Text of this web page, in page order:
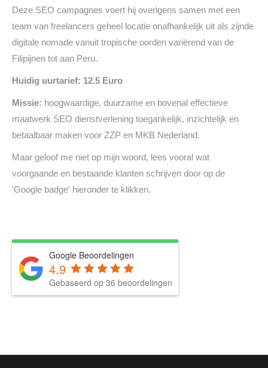
Deze SEO campagnes voert hij overigens samen met een
team van freelancers geheel locatie onafhankelijk uit als zijnde
digitale nomade vanuit tropische oorden variërend van de
Filipijnen tot aan Peru.
Huidig uurtarief: 12.5 Euro
Missie: hoogwaardige, duurzame en bovenal effectieve
maatwerk SEO dienstverlening toegankelijk, inzichtelijk en
betaalbaar maken voor ZZP en MKB Nederland.
Maar geloof me niet op mijn woord, lees vooral wat
voorgaande en bestaande klanten schrijven door op de
'Google badge' hieronder te klikken.
Google Beoordelingen
4.9
Gebaseerd op 36 beoordelingen